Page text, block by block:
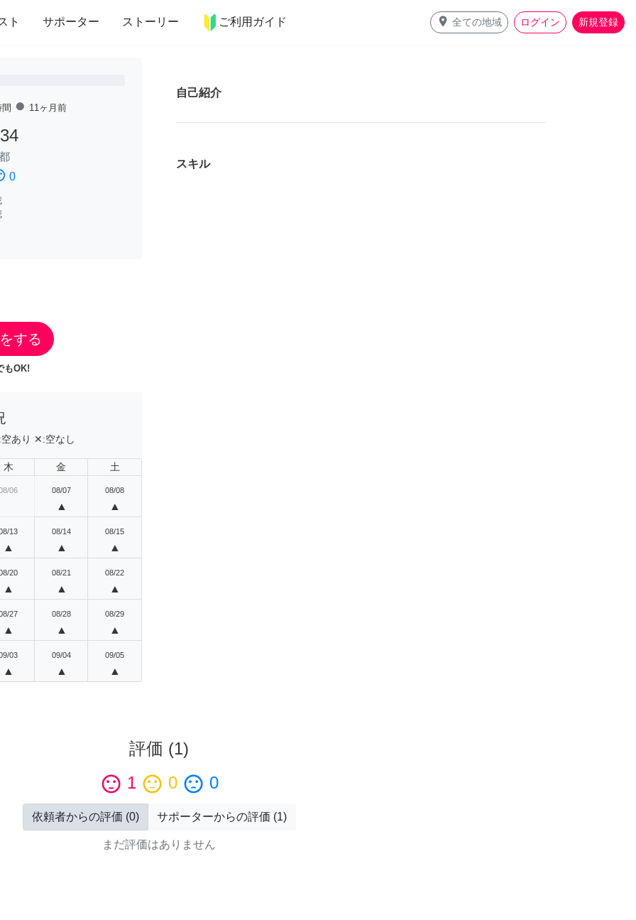
ト サポーター ストーリー ご利用ガイド place 全ての地域 ログイン 新規登録
インテリア 趣味・習い事 ペット 料理
fiber_manual_record 11ヶ月前
0
する
もOK!
空あり ✕:空なし
木 金 土
06 08/07
▲
08/08
▲
13
▲
08/14
▲
08/15
▲
20
▲
08/21
▲
08/22
▲
27
▲
08/28
▲
08/29
▲
03
▲
09/04
▲
09/05
▲
自己紹介
スキル
評価 (1)
sentiment_satisfied 1 sentiment_neutral 0 sentiment_dissatisfied 0
依頼者からの評価 (0) サポーターからの評価 (1)
まだ評価はありません